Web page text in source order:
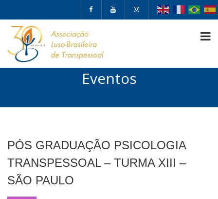
Eventos
PÓS GRADUAÇÃO PSICOLOGIA
TRANSPESSOAL – TURMA XIII –
SÃO PAULO